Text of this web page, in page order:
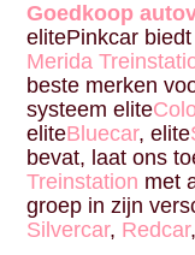
Goedkoop
elitePinkcar
Merida
beste merken
systeem elite
eliteBluecar, elite
bevat, laat ons
Treinstation met
groep in zijn
Silvercar, Redcar,